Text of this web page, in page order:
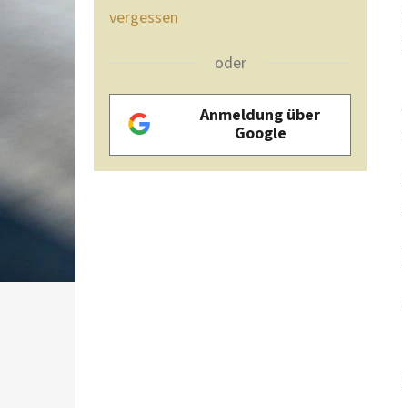
vergessen
oder
Anmeldung über
Google